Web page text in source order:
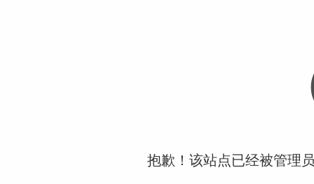
抱歉！该站点已经被管理